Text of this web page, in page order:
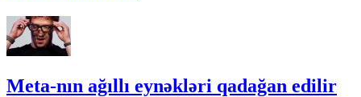
Meta-nın ağıllı eynəkləri qadağan edilir